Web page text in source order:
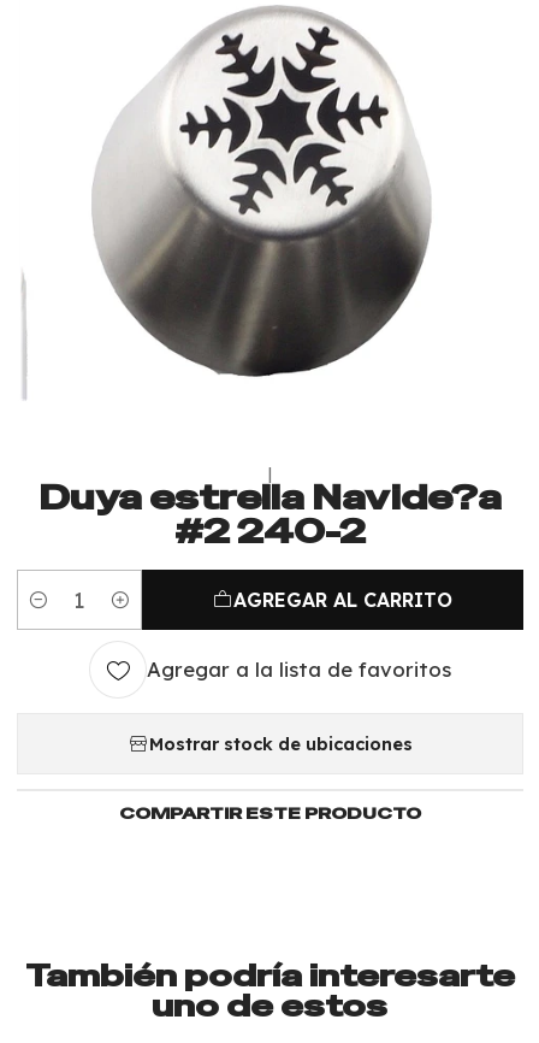
|
Duya estrella Navide?a
#2 240-2
Cantidad
AGREGAR AL CARRITO
Agregar a la lista de favoritos
Mostrar stock de ubicaciones
COMPARTIR ESTE PRODUCTO
También podría interesarte
uno de estos